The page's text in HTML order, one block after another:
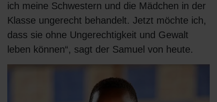
ich meine Schwestern und die Mädchen in der
Klasse ungerecht behandelt. Jetzt möchte ich,
dass sie ohne Ungerechtigkeit und Gewalt
leben können“, sagt der Samuel von heute.